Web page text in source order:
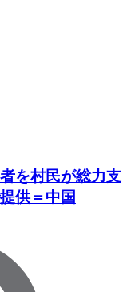
を村民が総力支
供＝中国